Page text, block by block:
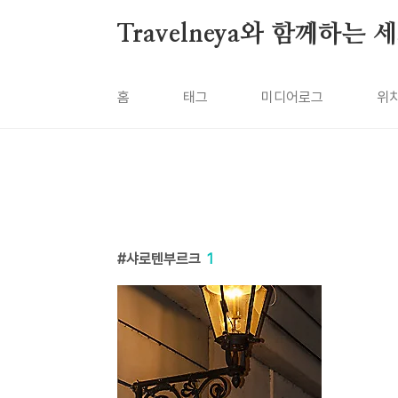
Travelneya와 함께하는
홈 태그 미디어로그 위
샤로텐부르크 1